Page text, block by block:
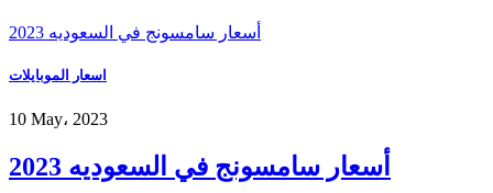
أسعار سامسونج في السعوديه 2023
اسعار الموبايلات
10 May، 2023
أسعار سامسونج في السعوديه 2023